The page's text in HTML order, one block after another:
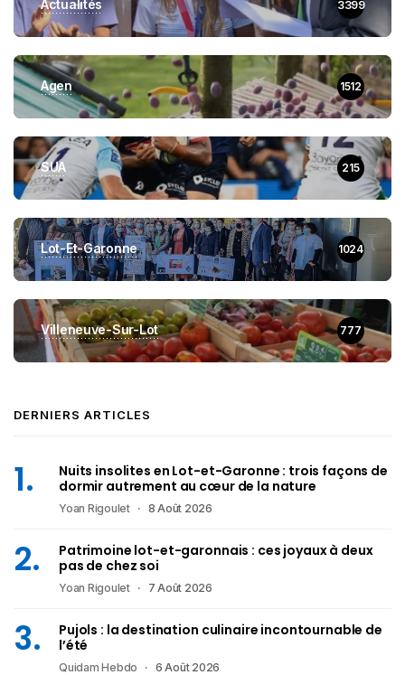
Actualités 3399
Agen 1512
SUA 215
Lot-Et-Garonne 1024
Villeneuve-Sur-Lot 777
DERNIERS ARTICLES
Nuits insolites en Lot-et-Garonne : trois façons de
dormir autrement au cœur de la nature
Yoan Rigoulet 8 Août 2026
Patrimoine lot-et-garonnais : ces joyaux à deux
pas de chez soi
Yoan Rigoulet 7 Août 2026
Pujols : la destination culinaire incontournable de
l’été
Quidam Hebdo 6 Août 2026